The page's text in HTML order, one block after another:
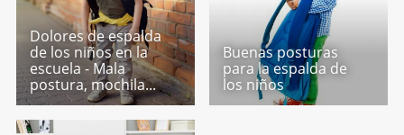
Dolores de espalda
de los niños en la
escuela - Mala
postura, mochila...
Buenas posturas
para la espalda de
los niños